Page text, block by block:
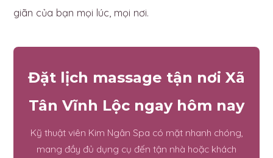
giãn của bạn mọi lúc, mọi nơi.
Đặt lịch massage tận nơi Xã
Tân Vĩnh Lộc ngay hôm nay
Kỹ thuật viên Kim Ngân Spa có mặt nhanh chóng,
mang đầy đủ dụng cụ đến tận nhà hoặc khách